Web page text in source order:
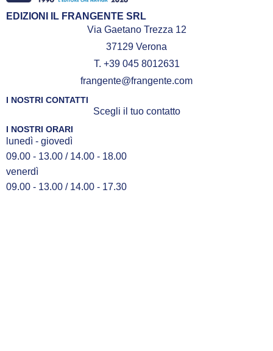
EDIZIONI IL FRANGENTE SRL
Via Gaetano Trezza 12
37129 Verona
T. +39 045 8012631
frangente@frangente.com
I NOSTRI CONTATTI
Scegli il tuo contatto
I NOSTRI ORARI
lunedì - giovedì
09.00 - 13.00 / 14.00 - 18.00
venerdì
09.00 - 13.00 / 14.00 - 17.30